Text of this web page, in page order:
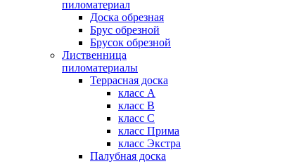
пиломатериал
Доска обрезная
Брус обрезной
Брусок обрезной
Лиственница
пиломатериалы
Террасная доска
класс А
класс B
класс C
класс Прима
класс Экстра
Палубная доска